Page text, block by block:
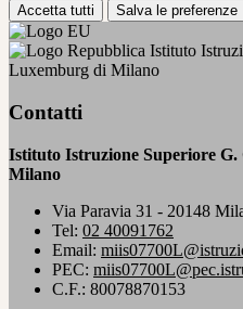
Accetta tutti Salva le preferenze
Istituto
Luxemburg di Milano
Contatti
Istituto Istruzione Superiore
Milano
Via Paravia 31 - 20148
Tel: 02 40091762
Email:
PEC:
C.F.: 80078870153